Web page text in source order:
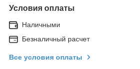
Условия оплаты
Наличными
Безналичный расчет
Все условия оплаты